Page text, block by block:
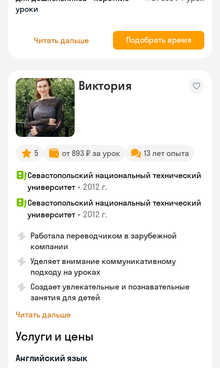
уроки
Читать дальше Подобрать время
Виктория
5 от 893 ₽ за урок 13 лет опыта
Севастопольский национальный технический
университет • 2012 г.
Севастопольский национальный технический
университет • 2012 г.
Работала переводчиком в зарубежной
компании
Уделяет внимание коммуникативному
подходу на уроках
Создает увлекательные и познавательные
занятия для детей
Читать дальше
Услуги и цены
Английский язык